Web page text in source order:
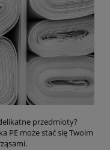
przedmioty?
PE może stać się Twoim